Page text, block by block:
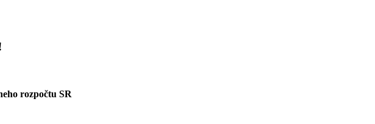
rozpočtu SR